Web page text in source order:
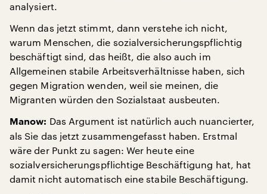
analysiert.
Wenn das jetzt stimmt, dann verstehe ich nicht,
warum Menschen, die sozialversicherungspflichtig
beschäftigt sind, das heißt, die also auch im
Allgemeinen stabile Arbeitsverhältnisse haben, sich
gegen Migration wenden, weil sie meinen, die
Migranten würden den Sozialstaat ausbeuten.
Manow: Das Argument ist natürlich auch nuancierter,
als Sie das jetzt zusammengefasst haben. Erstmal
wäre der Punkt zu sagen: Wer heute eine
sozialversicherungspflichtige Beschäftigung hat, hat
damit nicht automatisch eine stabile Beschäftigung.